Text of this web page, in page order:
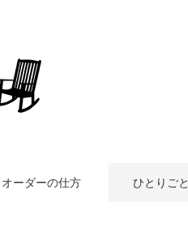
オーダーの仕方 ひとりごと